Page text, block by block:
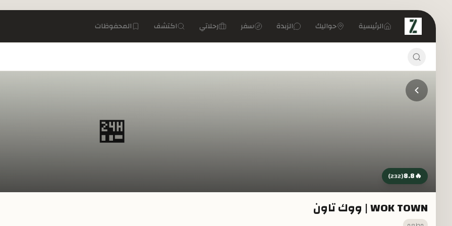
تخطي إلى المحتوى الرئيسي
الرئيسية حواليك الزبدة سفر رحلاتي اكتشف المحفوظات
🏪
🔥
8.8
(
232
)
WOK TOWN | ووك تاون